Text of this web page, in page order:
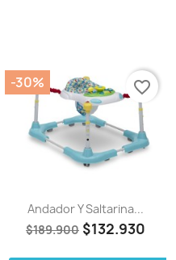
Andador Y Saltarina...
$189.900 $132.930
-30% favorite_border